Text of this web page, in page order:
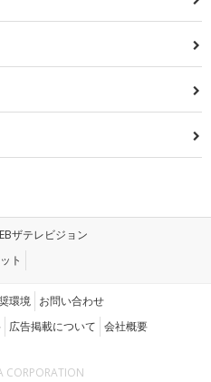
ザテレビジョン
ト
環境 お問い合わせ
広告掲載について 会社概要
CORPORATION